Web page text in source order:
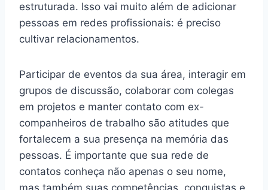
estruturada. Isso vai muito além de adicionar
pessoas em redes profissionais: é preciso
cultivar relacionamentos.
Participar de eventos da sua área, interagir em
grupos de discussão, colaborar com colegas
em projetos e manter contato com ex-
companheiros de trabalho são atitudes que
fortalecem a sua presença na memória das
pessoas. É importante que sua rede de
contatos conheça não apenas o seu nome,
mas também suas competências, conquistas e